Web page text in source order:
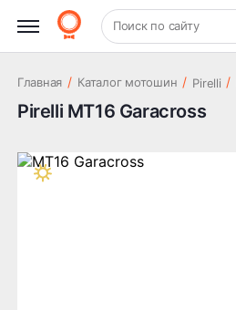
+7 (831) 261-35-35 Шиномонтаж
Поиск по сайту
Главная / Каталог мотошин / Pirelli /
Pirelli MT16 Garacross